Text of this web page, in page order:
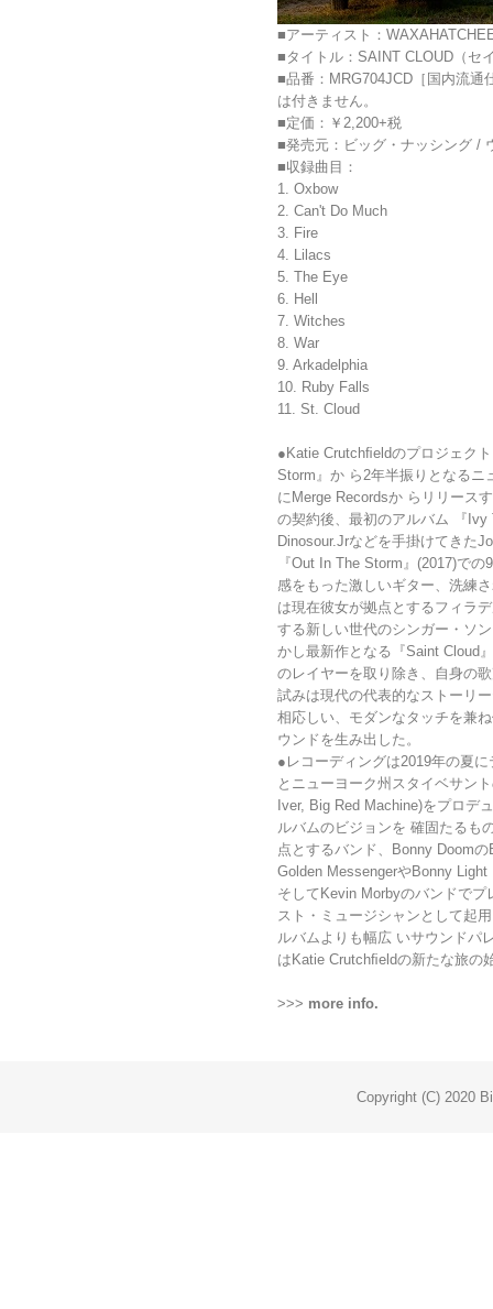
■アーティスト：
■タイトル：SAINT CLOUD（セ
■品番：MRG704JCD［国内流
は付きません。
■定価：￥2,200+税
■発売元：ビッグ・ナッシング /
■収録曲目：
1. Oxbow
2. Can't Do Much
3. Fire
4. Lilacs
5. The Eye
6. Hell
7. Witches
8. War
9. Arkadelphia
10. Ruby Falls
11. St. Cloud
●Katie Crutchﬁeldのプロジェク
Storm』か ら2年半振りとなるニ
にMerge Recordsか らリリース
の契約後、最初のアルバム 『Ivy
Dinosour.Jrなどを手掛けてきた
『Out In The Storm』(2017)で
感をもった激しいギター、洗練
は現在彼女が拠点とするフィラ
する新しい世代のシンガー・ソ
かし最新作となる『Saint Cloud
のレイヤーを取り除き、自身の
試みは現代の代表的なストーリ
相応しい、モダンなタッチを兼
ウンドを生み出した。
●レコーディングは2019年の夏
とニューヨーク州スタイベサン
Iver, Big Red Machine)をプロデ
ルバムのビジョンを 確固たるも
点とするバンド、Bonny Doom
Golden MessengerやBonny
そしてKevin Morbyのバンドで
スト・ミュージシャンとして起
ルバムよりも幅広 いサウンドパ
はKatie Crutchﬁeldの新たな旅の
>>> more info.
Copyright (C) 2020